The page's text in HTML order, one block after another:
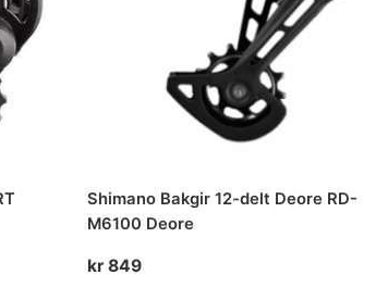
Shimano Bakgir 12-delt Deore RD-
M6100 Deore
kr 849